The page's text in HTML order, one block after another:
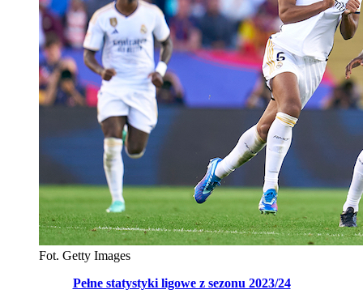
Fot. Getty Images
Pełne statystyki ligowe z sezonu 2023/24